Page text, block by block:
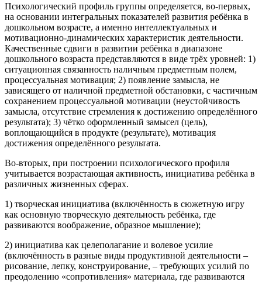
Психологический профиль группы определяется, во-первых,
на основании интегральных показателей развития ребёнка в
дошкольном возрасте, а именно интеллектуальных и
мотивационно-динамических характеристик деятельности.
Качественные сдвиги в развитии ребёнка в диапазоне
дошкольного возраста представляются в виде трёх уровней: 1)
ситуационная связанность наличным предметным полем,
процессуальная мотивация; 2) появление замысла, не
зависящего от наличной предметной обстановки, с частичным
сохранением процессуальной мотивации (неустойчивость
замысла, отсутствие стремления к достижению определённого
результата); 3) чётко оформленный замысел (цель),
воплощающийся в продукте (результате), мотивация
достижения определённого результата.
Во-вторых, при построении психологического профиля
учитывается возрастающая активность, инициатива ребёнка в
различных жизненных сферах.
1) творческая инициатива (включённость в сюжетную игру
как основную творческую деятельность ребёнка, где
развиваются воображение, образное мышление);
2) инициатива как целеполагание и волевое усилие
(включённость в разные виды продуктивной деятельности –
рисование, лепку, конструирование, – требующих усилий по
преодолению «сопротивления» материала, где развиваются